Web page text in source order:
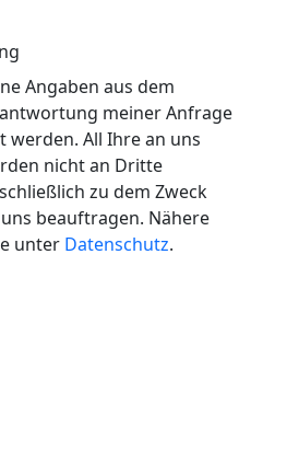
Angaben aus dem
meiner Anfrage
All Ihre an uns
nicht an Dritte
zu dem Zweck
beauftragen. Nähere
unter Datenschutz.